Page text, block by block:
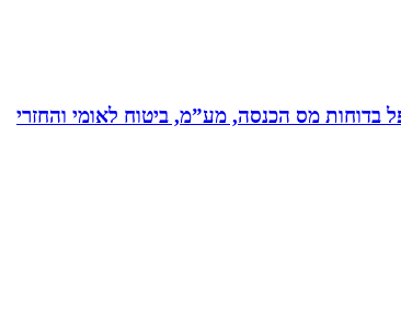
בארץ ובחו”ל. מטפל בדוחות מס הכנסה, מע”מ, ביטוח לאומי והחזרי